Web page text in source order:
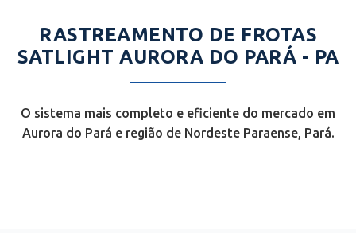
RASTREAMENTO DE FROTAS
SATLIGHT AURORA DO PARÁ - PA
O sistema mais completo e eficiente do mercado em
Aurora do Pará e região de Nordeste Paraense, Pará.